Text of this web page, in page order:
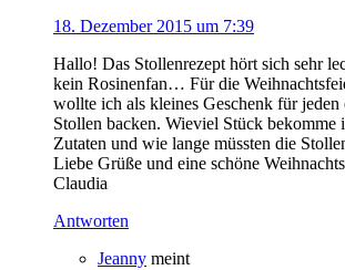
18. Dezember 2015 um 7:39
Hallo! Das Stollenrezept hört sich sehr
kein Rosinenfan… Für die
wollte ich als kleines Geschenk für jeden
Stollen backen. Wieviel Stück bekomme
Zutaten und wie lange müssten die
Liebe Grüße und eine schöne
Claudia
Antworten
Jeanny meint